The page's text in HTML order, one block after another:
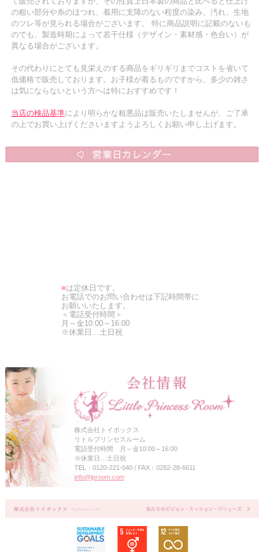
の粗い部分や糸のほつれ、着用に支障のない程度の染み、汚れ、生地
のツレ等が見られる場合がございます。 特に商品説明に記載のないも
のでも、製造時期によって若干仕様（デザイン・素材感・色合い）が
異なる場合がございます。
その代わりにとても見栄えのする商品をギリギリまでコストを省いて
低価格で販売しております。お子様が着るものですから、多少の雑さ
は気にならないという方へは特におすすめです！
当店の検品基準により明らかな粗悪品は販売いたしませんが、ご了承
の上でお買い上げくださいますようよろしくお願い申し上げます。
■は定休日です。
お電話でのお問い合わせは下記時間帯に
お願いいたします。
＜電話受付時間＞
月～金10:00～16:00
※休業日…土日祝
株式会社トイボックス
リトルプリンセスルーム
電話受付時間 月～金10:00～16:00
※休業日…土日祝
TEL：0120-221-040 / FAX：0282-28-6611
info@lproom.com